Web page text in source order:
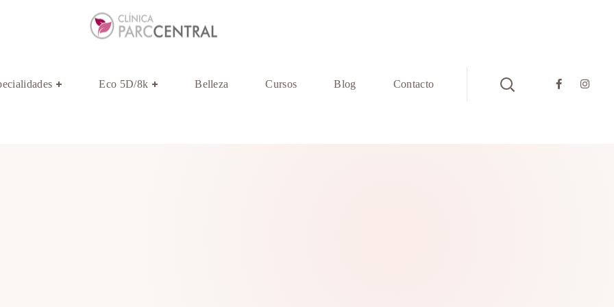
Eco 5D/8k Belleza Cursos Blog Contacto